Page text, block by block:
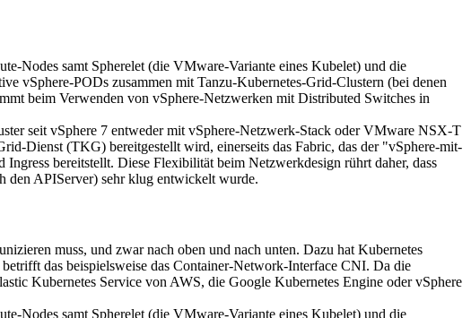
Nodes samt Spherelet (die VMware-Variante eines Kubelet) und die
vSphere-PODs zusammen mit Tanzu-Kubernetes-Grid-Clustern (bei denen
beim Verwenden von vSphere-Netzwerken mit Distributed Switches in
seit vSphere 7 entweder mit vSphere-Netzwerk-Stack oder VMware NSX-T
Dienst (TKG) bereitgestellt wird, einerseits das Fabric, das der "vSphere-mit-
bereitstellt. Diese Flexibilität beim Netzwerkdesign rührt daher, dass
den APIServer) sehr klug entwickelt wurde.
muss, und zwar nach oben und nach unten. Dazu hat Kubernetes
das beispielsweise das Container-Network-Interface CNI. Da die
Kubernetes Service von AWS, die Google Kubernetes Engine oder vSphere
Nodes samt Spherelet (die VMware-Variante eines Kubelet) und die